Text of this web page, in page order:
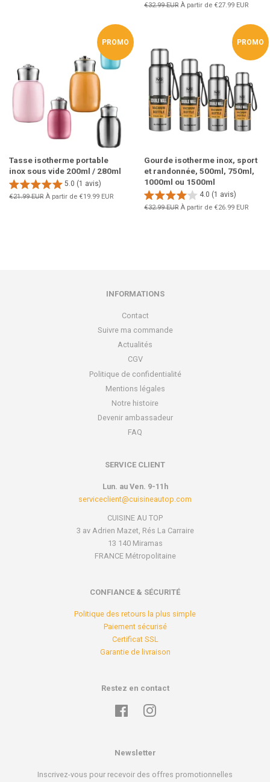
Prix
€32.99 EUR À partir de €27.99 EUR
PROMO
Tasse isotherme portable
inox sous vide 200ml / 280ml
5.0 (1 avis)
Prix
€21.99 EUR À partir de €19.99 EUR
PROMO
Gourde isotherme inox, sport
et randonnée, 500ml, 750ml,
1000ml ou 1500ml
4.0 (1 avis)
Prix
€32.99 EUR À partir de €26.99 EUR
INFORMATIONS
Contact
Suivre ma commande
Actualités
CGV
Politique de confidentialité
Mentions légales
Notre histoire
Devenir ambassadeur
FAQ
SERVICE CLIENT
Lun. au Ven. 9-11h
serviceclient@cuisineautop.com
CUISINE AU TOP
3 av Adrien Mazet, Rés La Carraire
13 140 Miramas
FRANCE Métropolitaine
CONFIANCE & SÉCURITÉ
Politique des retours la plus simple
Paiement sécurisé
Certificat SSL
Garantie de livraison
Restez en contact
FacebookInstagram
Newsletter
Inscrivez-vous pour recevoir des offres promotionnelles